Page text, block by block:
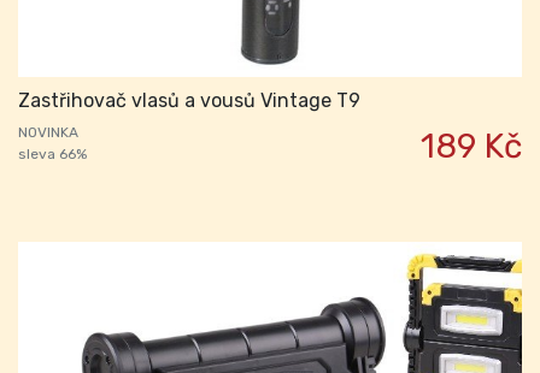
Zastřihovač vlasů a vousů Vintage T9
NOVINKA
sleva 66%
189 Kč